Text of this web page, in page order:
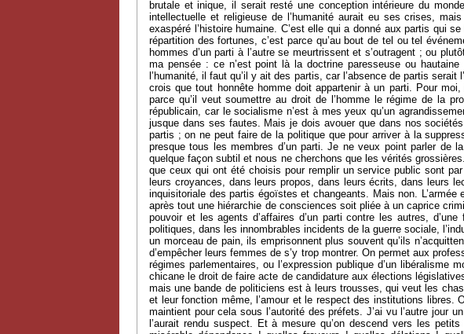
brutale et inique, il serait resté une conception intérieure du
intellectuelle et religieuse de l’humanité aurait eu ses crises,
exaspéré l’histoire humaine. C’est elle qui a donné aux partis qui
répartition des fortunes, c’est parce qu’au bout de tel ou tel
hommes d’un parti à l’autre se meurtrissent et s’outragent ; ou
ma pensée : ce n’est point là la doctrine paresseuse ou
l’humanité, il faut qu’il y ait des partis, car l’absence de partis
crois que tout honnête homme doit appartenir à un parti. Pour
parce qu’il veut soumettre au droit de l’homme le régime de la
républicain, car le socialisme n’est à mes yeux qu’un
jusque dans ses fautes. Mais je dois avouer que dans nos
partis ; on ne peut faire de la politique que pour arriver à la
presque tous les membres d’un parti. Je ne veux point parler de
quelque façon subtil et nous ne cherchons que les vérités
que ceux qui ont été choisis pour remplir un service public sont
leurs croyances, dans leurs propos, dans leurs écrits, dans leurs
inquisitoriale des partis égoïstes et changeants. Mais non.
après tout une hiérarchie de consciences soit pliée à un caprice
pouvoir et les agents d’affaires d’un parti contre les autres,
politiques, dans les innombrables incidents de la guerre sociale,
un morceau de pain, ils emprisonnent plus souvent qu’ils
d’empêcher leurs femmes de s’y trop montrer. On permet aux
régimes parlementaires, ou l’expression publique d’un
chicane le droit de faire acte de candidature aux élections
mais une bande de politiciens est à leurs trousses, qui veut les
et leur fonction même, l’amour et le respect des institutions libres.
maintient pour cela sous l’autorité des préfets. J’ai vu l’autre jour
l’aurait rendu suspect. Et à mesure qu’on descend vers les